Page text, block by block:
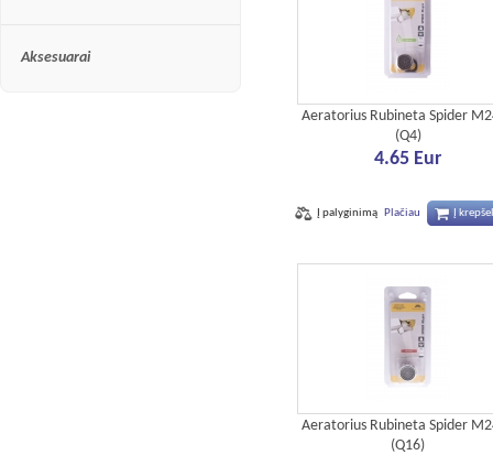
Aksesuarai
Aeratorius Rubineta Spider
(Q4)
4.65 Eur
Į palyginimą Plačiau Į
Aeratorius Rubineta Spider
(Q16)